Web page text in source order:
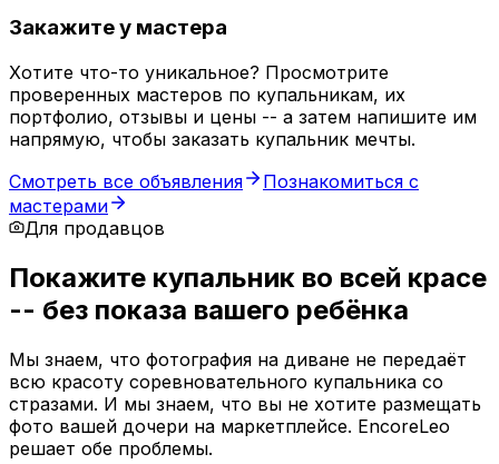
Закажите у мастера
Хотите что-то уникальное? Просмотрите
проверенных мастеров по купальникам, их
портфолио, отзывы и цены -- а затем напишите им
напрямую, чтобы заказать купальник мечты.
Смотреть все объявления
Познакомиться с
мастерами
Для продавцов
Покажите купальник во всей красе
-- без показа вашего ребёнка
Мы знаем, что фотография на диване не передаёт
всю красоту соревновательного купальника со
стразами. И мы знаем, что вы не хотите размещать
фото вашей дочери на маркетплейсе. EncoreLeo
решает обе проблемы.